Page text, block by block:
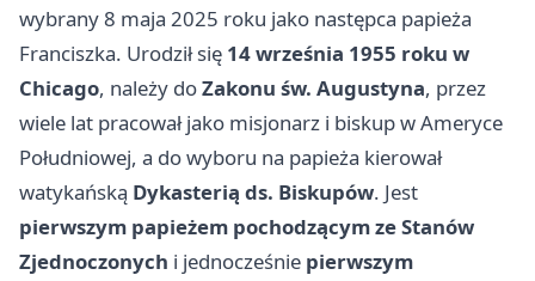
wybrany 8 maja 2025 roku jako następca papieża
Franciszka. Urodził się 14 września 1955 roku w
Chicago, należy doZakonu św. Augustyna, przez
wiele lat pracował jako misjonarz i biskup w Ameryce
Południowej, a do wyboru na papieża kierował
watykańską Dykasterią ds. Biskupów. Jest
pierwszym papieżem pochodzącym ze Stanów
Zjednoczonych i jednocześnie pierwszym